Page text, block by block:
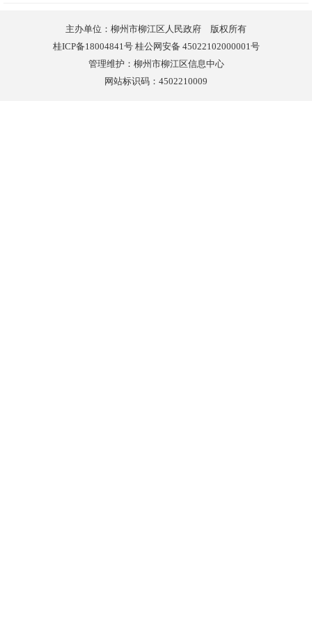
主办单位：柳州市柳江区人民政府 版权所有
桂ICP备18004841号 桂公网安备 45022102000001号
管理维护：柳州市柳江区信息中心
网站标识码：4502210009